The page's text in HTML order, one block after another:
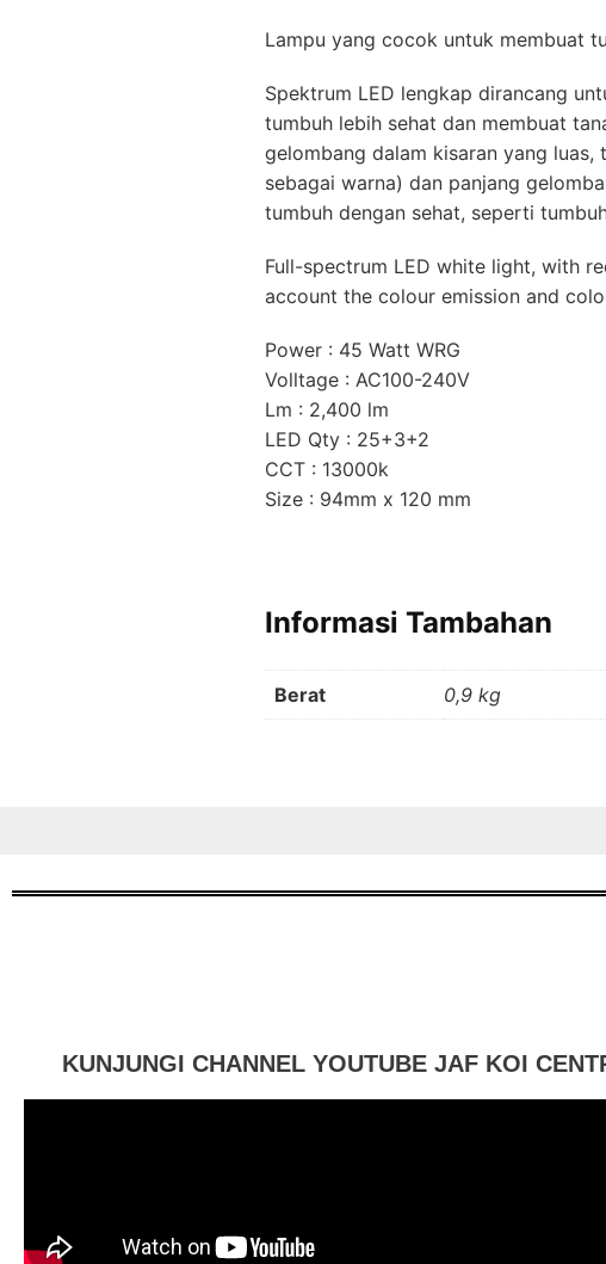
Lampu yang cocok untuk membuat
Spektrum LED lengkap dirancang
tumbuh lebih sehat dan membuat
gelombang dalam kisaran yang
sebagai warna) dan panjang
tumbuh dengan sehat, seperti
Full-spectrum LED white light, with
account the colour emission and
Power : 45 Watt WRG
Volltage : AC100-240V
Lm : 2,400 lm
LED Qty : 25+3+2
CCT : 13000k
Size : 94mm x 120 mm
Informasi Tambahan
Berat 0,9 kg
KUNJUNGI CHANNEL YOUTUBE JAF KOI